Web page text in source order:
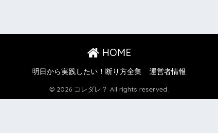
HOME
明日から実践したい！断り方全集 運営者情報
© 2026 コレダレ？ All rights reserved.